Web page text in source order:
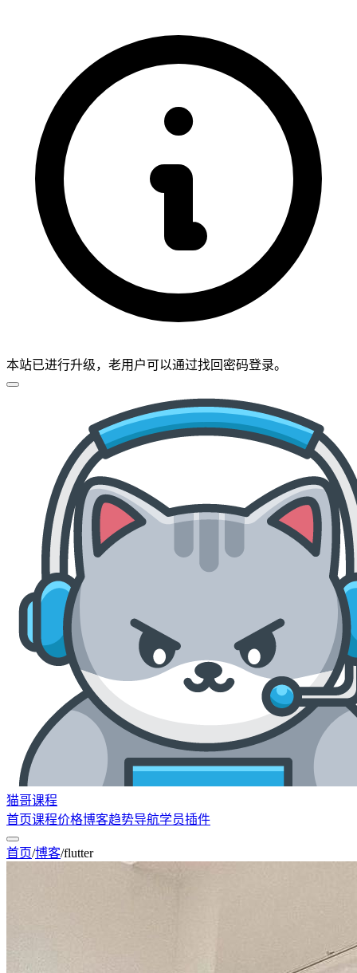
本站已进行升级，老用户可以通过找回密码登录。
猫哥课程
首页课程价格博客趋势导航学员插件
首页/博客/flutter